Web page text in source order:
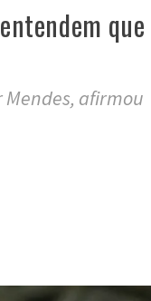
que
Mendes, afirmou